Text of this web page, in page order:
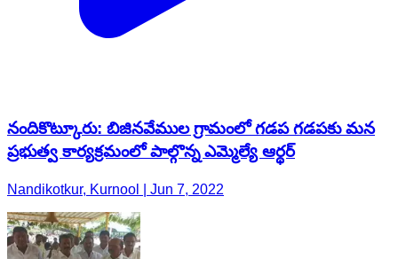
నందికొట్కూరు: బిజినవేముల గ్రామంలో గడప గడపకు మన
ప్రభుత్వ కార్యక్రమంలో పాల్గొన్న ఎమ్మెల్యే ఆర్థర్
Nandikotkur, Kurnool | Jun 7, 2022